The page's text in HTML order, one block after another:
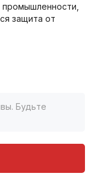
защита от
Будьте